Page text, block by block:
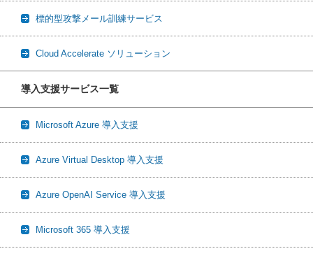
標的型攻撃メール訓練サービス
Cloud Accelerate ソリューション
導入支援サービス一覧
Microsoft Azure 導入支援
Azure Virtual Desktop 導入支援
Azure OpenAI Service 導入支援
Microsoft 365 導入支援